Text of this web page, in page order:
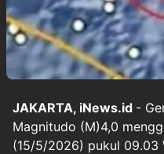
JAKARTA, iNews.id -
Magnitudo (M)4,0
(15/5/2026) pukul 09.03